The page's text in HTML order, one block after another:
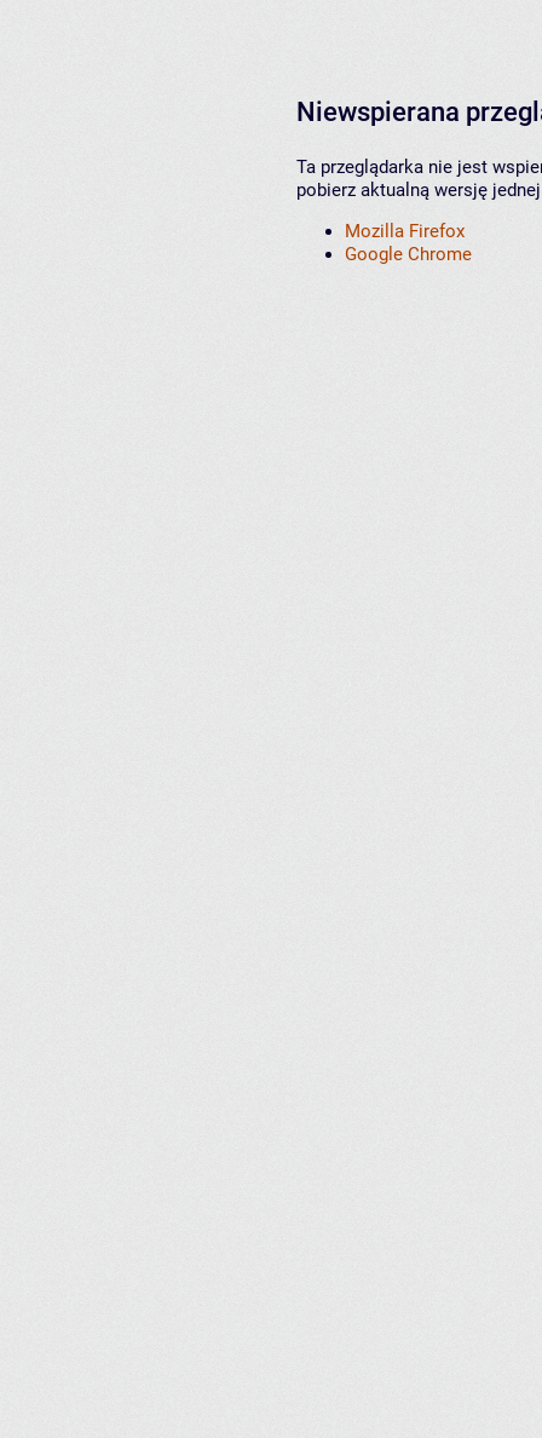
Niewspierana
Ta przeglądarka nie jest
pobierz aktualną wersję
Mozilla Firefox
Google Chrome